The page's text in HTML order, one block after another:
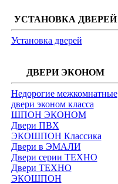
УСТАНОВКА ДВЕРЕЙ
Установка дверей
ДВЕРИ ЭКОНОМ
Недорогие межкомнатные
двери эконом класса
ШПОН ЭКОНОМ
Двери ПВХ
ЭКОШПОН Классика
Двери в ЭМАЛИ
Двери серии ТЕХНО
Двери ТЕХНО
ЭКОШПОН